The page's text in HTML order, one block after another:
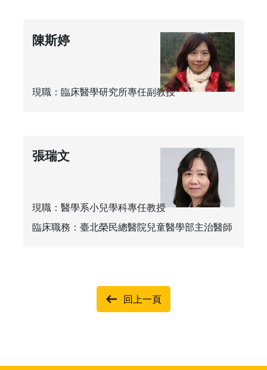
陳斯婷
現職：臨床醫學研究所專任副教授
張瑞文
現職：醫學系小兒學科專任教授
臨床職務：臺北榮民總醫院兒童醫學部主治醫師
回上一頁